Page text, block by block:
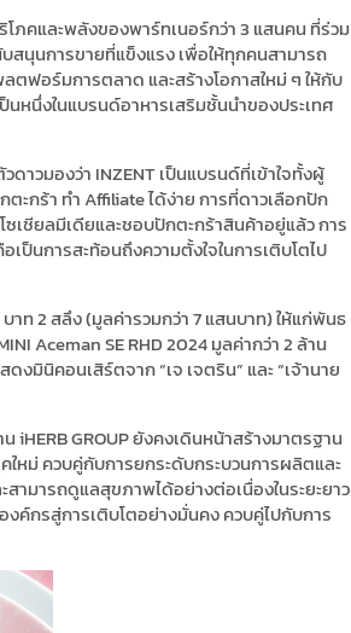
โภคและพลังของพาร์ทเนอร์กว่า 3 แสนคน ที่ร่วม
นุนการขายที่แข็งแรง เพื่อให้ทุกคนสามารถ
ฟอร์มการตลาด และสร้างโอกาสใหม่ ๆ ให้กับ
หนึ่งในแบรนด์อาหารเสริมชั้นนำของประเทศ
าวมองว่า INZENT เป็นแบรนด์ที่เข้าใจทั้งผู้
ะกร้า ทำ Affiliate ได้ง่าย การที่ดาวเลือกปัก
เชียลมีเดียและชอบปักตะกร้าสินค้าอยู่แล้ว การ
ป็นการสะท้อนถึงความตั้งใจในการเติบโตไป
าท 2 สลึง (มูลค่ารวมกว่า 7 แสนบาท) ให้แก่พันธ
Aceman SE RHD 2024 มูลค่ากว่า 2 ล้าน
มินิคอนเสิร์ตจาก “เจ เจตริน” และ “เจ้านาย
GROUP ยังคงเดินหน้าสร้างมาตรฐาน
หม่ ควบคู่กับการยกระดับกระบวนการผลิตและ
ารถดูแลสุขภาพได้อย่างต่อเนื่องในระยะยาว
ค์กรสู่การเติบโตอย่างมั่นคง ควบคู่ไปกับการ